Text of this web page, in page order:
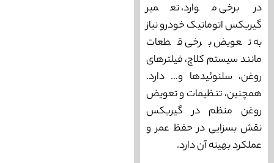
در برخی موارد، تعمیر
گیربکس اتوماتیک خودرو نیاز
به تعویض برخی قطعات
مانند سیستم کلاچ، فیلتر‌های
روغن، سلنوئید‌ها و… دارد.
همچنین، تنظیمات و تعویض
روغن منظم در گیربکس
نقش بسزایی در حفظ عمر و
عملکرد بهینه آن دارد.